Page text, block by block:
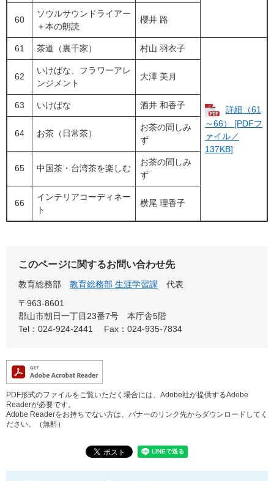
60
ソウルサウンドライアー
＋本の朗読
櫻井 路
61 茶道（裏千家） 村山 羽衣子
詳細（61
～66） [PDFフ
ァイル／
137KB]
62
いけばな、フラワーアレ
ンジメント
大澤 美月
63 いけばな 酒井 和香子
64 お茶（日常茶）
お茶の間しみ
ず
65 中国茶・台湾茶を楽しむ
お茶の間しみ
ず
66
インテリアコーディネー
ト
横尾 理香子
このページに関するお問い合わせ先
教育総務部 教育総務部 生涯学習課
代表
〒963-8601
郡山市朝日一丁目23番7号 本庁舎5階
Tel：024-924-2441
Fax：024-935-7834
PDF形式のファイルをご覧いただく場合には、Adobe社が提供するAdobe
Readerが必要です。
Adobe Readerをお持ちでない方は、バナーのリンク先からダウンロードしてく
ださい。（無料）